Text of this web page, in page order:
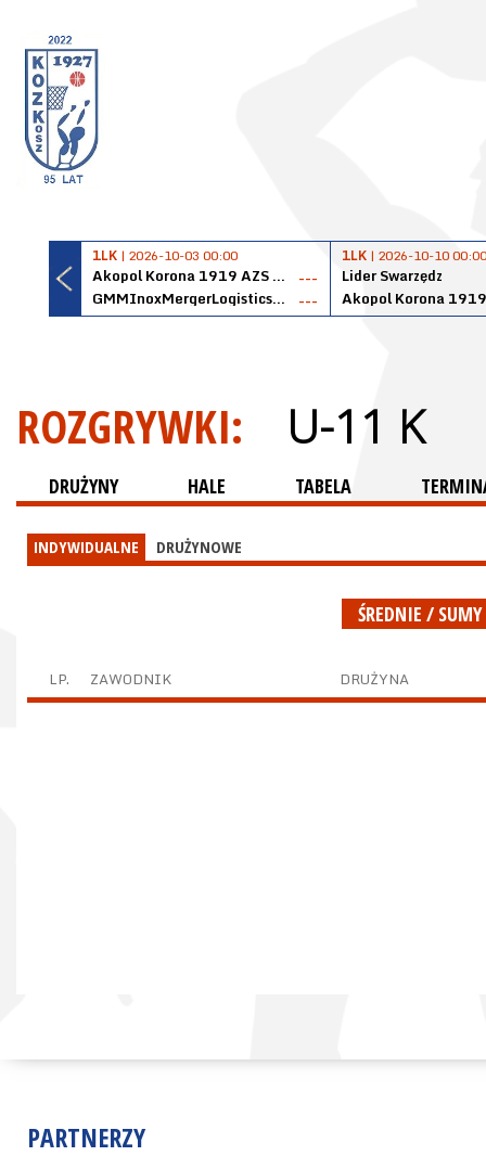
1LK | 2026-10-03 00:00
Akopol Korona 1919 AZS PK Kraków
---
GMMInoxMergerLogisticsPanteryŁańcut
---
1LK | 2026-10-10 00:00
Lider Swarzędz
ROZGRYWKI: U-11 K
DRUŻYNY HALE TABELA
INDYWIDUALNE DRUŻYNOWE
ŚREDNIE / SUMY
LP. ZAWODNIK DRUŻYNA
PARTNERZY